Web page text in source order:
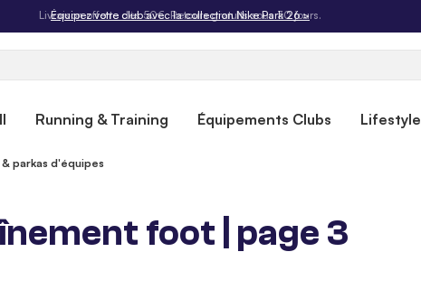
Livraison offerte dès 50€. Retours gratuits sous 30 jours.
Running & Training Équipements Clubs Lifestyle
parkas d'équipes
foot | page 3